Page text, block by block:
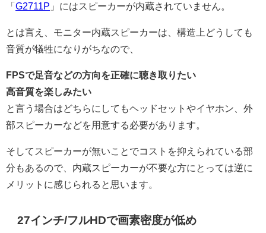
「 G2711P 」にはスピーカーが内蔵されていません。
とは言え、モニター内蔵スピーカーは、構造上どうしても
音質が犠牲になりがちなので、
FPSで足音などの方向を正確に聴き取りたい
高音質を楽しみたい
と言う場合はどちらにしてもヘッドセットやイヤホン、外
部スピーカーなどを用意する必要があります。
そしてスピーカーが無いことでコストを抑えられている部
分もあるので、内蔵スピーカーが不要な方にとっては逆に
メリットに感じられると思います。
27インチ/フルHDで画素密度が低め